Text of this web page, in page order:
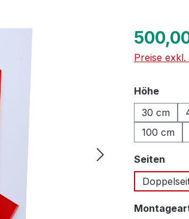
Regulärer
Preise
Höhe
30 cm
100 cm
Seiten